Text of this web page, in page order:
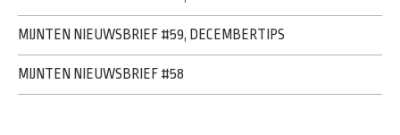
MIJNTEN NIEUWSBRIEF #59, DECEMBERTIPS
MIJNTEN NIEUWSBRIEF #58